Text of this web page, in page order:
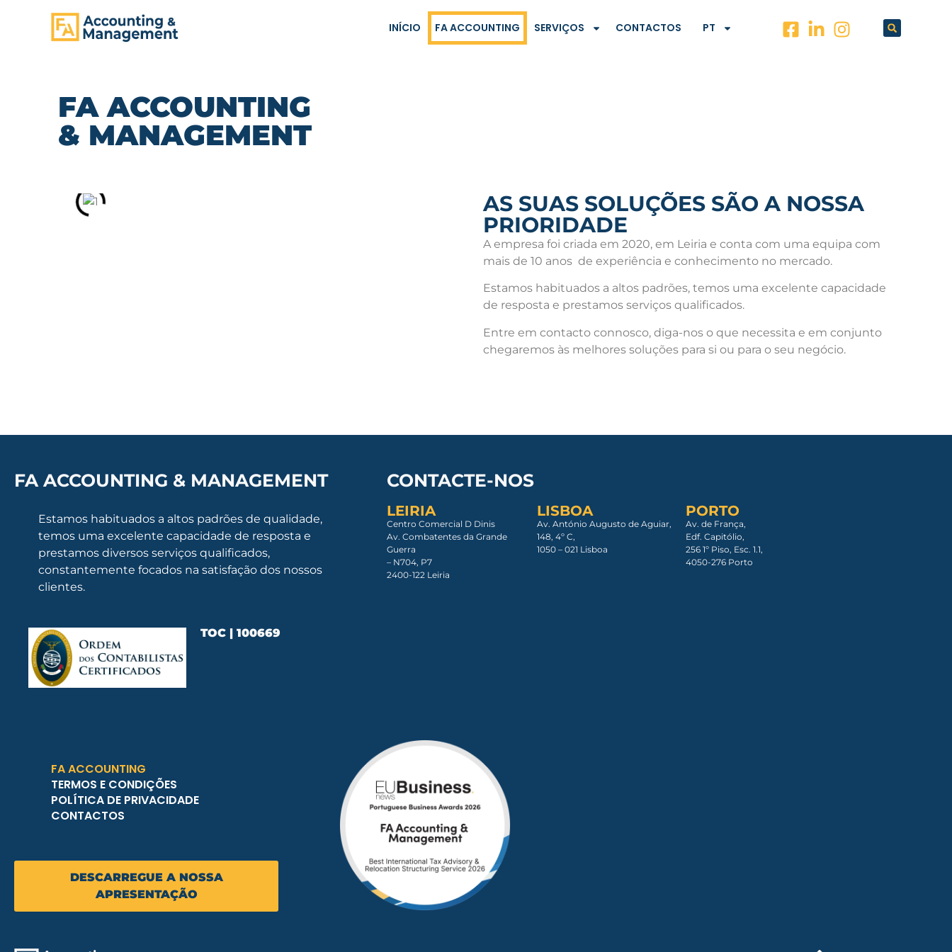
INÍCIO
FA ACCOUNTING SERVIÇOS CONTACTOS PT
FA ACCOUNTING
& MANAGEMENT
AS SUAS SOLUÇÕES SÃO A NOSSA
PRIORIDADE
A empresa foi criada em 2020, em Leiria e conta com uma equipa com
mais de 10 anos de experiência e conhecimento no mercado.
Estamos habituados a altos padrões, temos uma excelente capacidade
de resposta e prestamos serviços qualificados.
Entre em contacto connosco, diga-nos o que necessita e em conjunto
chegaremos às melhores soluções para si ou para o seu negócio.
FA ACCOUNTING & MANAGEMENT
Estamos habituados a altos padrões de qualidade,
temos uma excelente capacidade de resposta e
prestamos diversos serviços qualificados,
constantemente focados na satisfação dos nossos
clientes.
TOC | 100669
CONTACTE-NOS
LEIRIA
Centro Comercial D Dinis
Av. Combatentes da Grande
Guerra
– N704, P7
2400-122 Leiria
LISBOA
Av. António Augusto de Aguiar,
148, 4º C,
1050 – 021 Lisboa​
PORTO
Av. de França,
Edf. Capitólio,
256 1º Piso, Esc. 1.1,
4050-276 Porto
FA ACCOUNTING
TERMOS E CONDIÇÕES
POLÍTICA DE PRIVACIDADE
CONTACTOS
DESCARREGUE A NOSSA
APRESENTAÇÃO